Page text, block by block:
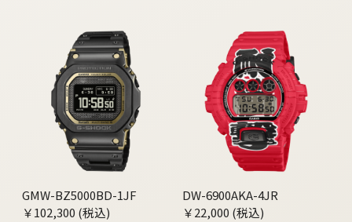
GMW-BZ5000BD-1JF
￥102,300 (税込)
DW-6900AKA-4JR
￥22,000 (税込)